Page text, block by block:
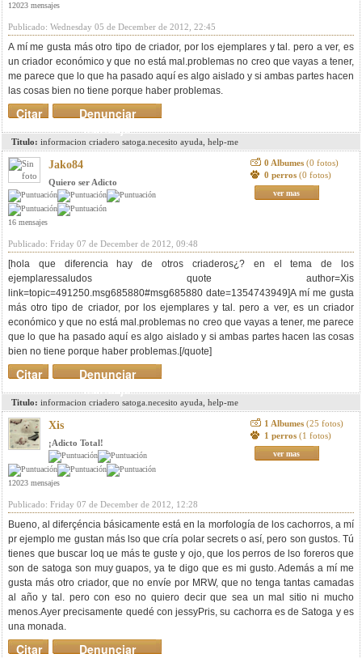
12023 mensajes
Publicado: Wednesday 05 de December de 2012, 22:45
A mí me gusta más otro tipo de criador, por los ejemplares y tal. pero a ver, es
un criador económico y que no está mal.problemas no creo que vayas a tener,
me parece que lo que ha pasado aquí es algo aislado y si ambas partes hacen
las cosas bien no tiene porque haber problemas.
Denunciar
mensaje
Citar
Titulo: informacion criadero satoga.necesito ayuda, help-me
Jako84
Quiero ser Adicto
16 mensajes
0 Albumes (0 fotos)
0 perros (0 fotos)
ver mas
Publicado: Friday 07 de December de 2012, 09:48
[hola que diferencia hay de otros criaderos¿? en el tema de los
ejemplaressaludos quote author=Xis
link=topic=491250.msg685880#msg685880 date=1354743949]A mí me gusta
más otro tipo de criador, por los ejemplares y tal. pero a ver, es un criador
económico y que no está mal.problemas no creo que vayas a tener, me parece
que lo que ha pasado aquí es algo aislado y si ambas partes hacen las cosas
bien no tiene porque haber problemas.[/quote]
Denunciar
mensaje
Citar
Titulo: informacion criadero satoga.necesito ayuda, help-me
Xis
¡Adicto Total!
12023 mensajes
1 Albumes (25 fotos)
1 perros (1 fotos)
ver mas
Publicado: Friday 07 de December de 2012, 12:28
Bueno, al diferçéncia básicamente está en la morfología de los cachorros, a mí
pr ejemplo me gustan más lso que cría polar secrets o así, pero son gustos. Tú
tienes que buscar loq ue más te guste y ojo, que los perros de lso foreros que
son de satoga son muy guapos, ya te digo que es mi gusto. Además a mí me
gusta más otro criador, que no envíe por MRW, que no tenga tantas camadas
al año y tal. pero con eso no quiero decir que sea un mal sitio ni mucho
menos.Ayer precisamente quedé con jessyPris, su cachorra es de Satoga y es
una monada.
Denunciar
Citar